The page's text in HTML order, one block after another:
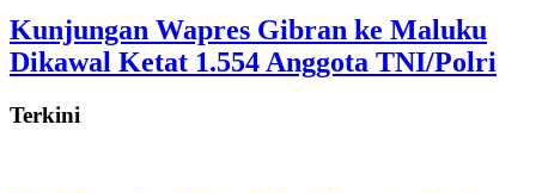
Kunjungan Wapres Gibran ke Maluku
Dikawal Ketat 1.554 Anggota TNI/Polri
Terkini